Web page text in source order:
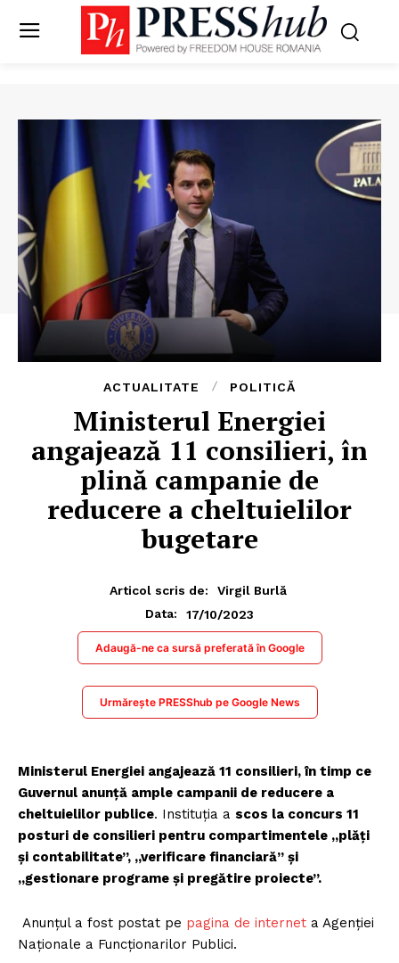
ACTUALITATE POLITICĂ
Ministerul Energiei
angajează 11 consilieri, în
plină campanie de
reducere a cheltuielilor
bugetare
Articol scris de:
Virgil Burlă
Data:
17/10/2023
Adaugă-ne ca sursă preferată în Google
Urmărește PRESShub pe Google News
Ministerul Energiei angajează 11 consilieri, în timp ce
Guvernul anunță ample campanii de reducere a
cheltuielilor publice. Instituția a scos la concurs 11
posturi de consilieri pentru compartimentele „plăți
și contabilitate”, „verificare financiară” și
„gestionare programe și pregătire proiecte”.
Anunțul a fost postat pe pagina de internet a Agenției
Naționale a Funcționarilor Publici.